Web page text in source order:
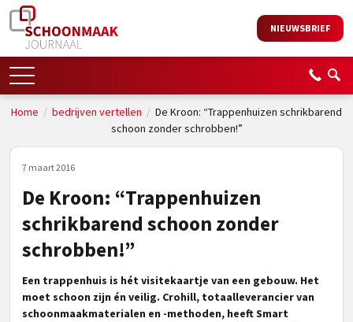
NIEUWSBRIEF
Home / bedrijven vertellen / De Kroon: “Trappenhuizen schrikbarend
schoon zonder schrobben!”
7 maart 2016
De Kroon: “Trappenhuizen
schrikbarend schoon zonder
schrobben!”
Een trappenhuis is hét visitekaartje van een gebouw. Het
moet schoon zijn én veilig. Crohill, totaalleverancier van
schoonmaakmaterialen en -methoden, heeft Smart